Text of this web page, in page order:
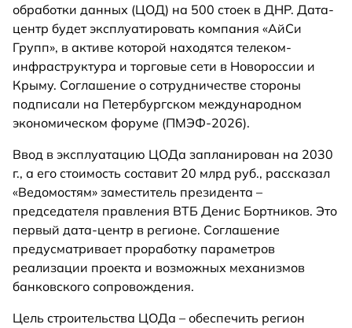
обработки данных (ЦОД) на 500 стоек в ДНР. Дата-
центр будет эксплуатировать компания «АйСи
Групп», в активе которой находятся телеком-
инфраструктура и торговые сети в Новороссии и
Крыму. Соглашение о сотрудничестве стороны
подписали на Петербургском международном
экономическом форуме (ПМЭФ-2026).
Ввод в эксплуатацию ЦОДа запланирован на 2030
г., а его стоимость составит 20 млрд руб., рассказал
«Ведомостям» заместитель президента –
председателя правления ВТБ Денис Бортников. Это
первый дата-центр в регионе. Соглашение
предусматривает проработку параметров
реализации проекта и возможных механизмов
банковского сопровождения.
Цель строительства ЦОДа – обеспечить регион